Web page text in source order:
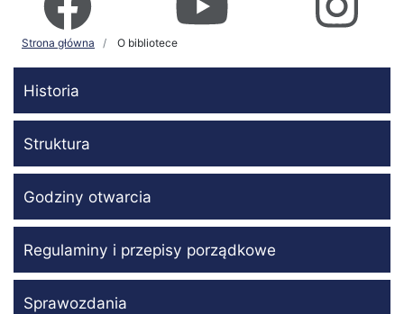
Strona główna O bibliotece
Historia
Struktura
Godziny otwarcia
Regulaminy i przepisy porządkowe
Sprawozdania